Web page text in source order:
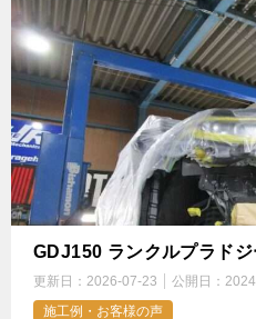
GDJ150 ランクルプラド
更新日： 2026-07-23 公開日：
施工例・お客様の声